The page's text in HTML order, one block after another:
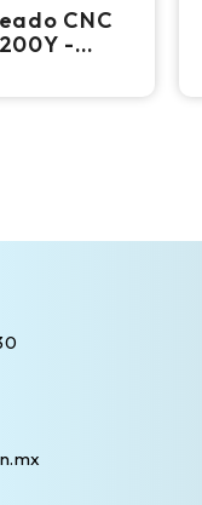
CNC
-